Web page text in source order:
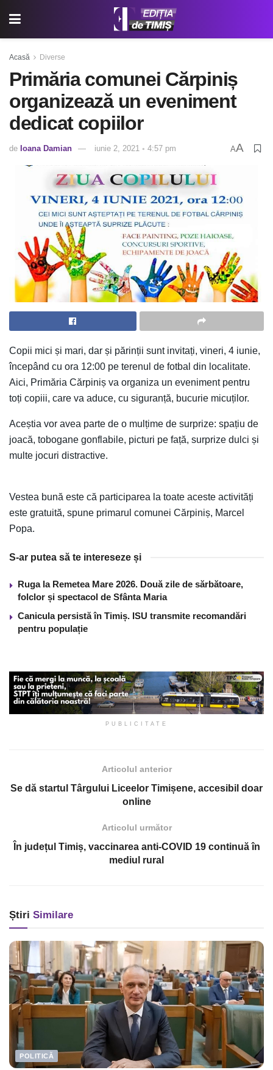
Acasă Diverse
Primăria comunei Cărpiniș
organizează un eveniment
dedicat copiilor
de Ioana Damian iunie 2, 2021 ◦ 4:57 pm AA
Copii mici și mari, dar și părinții sunt invitați, vineri, 4 iunie,
începând cu ora 12:00 pe terenul de fotbal din localitate.
Aici, Primăria Cărpiniș va organiza un eveniment pentru
toți copiii, care va aduce, cu siguranță, bucurie micuților.
Aceștia vor avea parte de o mulțime de surprize: spațiu de
joacă, tobogane gonflabile, picturi pe față, surprize dulci și
multe jocuri distractive.
Vestea bună este că participarea la toate aceste activități
este gratuită, spune primarul comunei Cărpiniș, Marcel
Popa.
S-ar putea să te intereseze și
Ruga la Remetea Mare 2026. Două zile de sărbătoare,
folclor și spectacol de Sfânta Maria
Canicula persistă în Timiș. ISU transmite recomandări
pentru populație
PUBLICITATE
Articolul anterior
Se dă startul Târgului Liceelor Timișene, accesibil doar
online
Articolul următor
În județul Timiș, vaccinarea anti-COVID 19 continuă în
mediul rural
Știri Similare
POLITICĂ